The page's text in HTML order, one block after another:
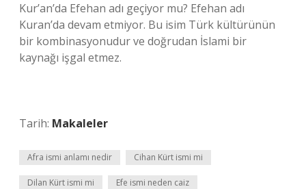
Kur’an’da Efehan adı geçiyor mu? Efehan adı
Kuran’da devam etmiyor. Bu isim Türk kültürünün
bir kombinasyonudur ve doğrudan İslami bir
kaynağı işgal etmez.
Tarih: Makaleler
Afra ismi anlamı nedir Cihan Kürt ismi mi
Dilan Kürt ismi mi Efe ismi neden caiz